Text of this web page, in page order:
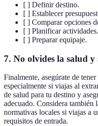
[ ] Definir destino.
[ ] Establecer
[ ] Comparar opciones
[ ] Planificar actividades.
[ ] Preparar equipaje.
7. No olvides la salud y
Finalmente, asegúrate de
especialmente si viajas al
de salud para tu destino y
adecuado. Considera también
normativas locales si viajas a
requisitos de entrada.